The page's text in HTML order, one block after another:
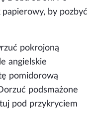
papierowy, by pozbyć
pokrojoną
angielskie
pomidorową
podsmażone
pod przykryciem